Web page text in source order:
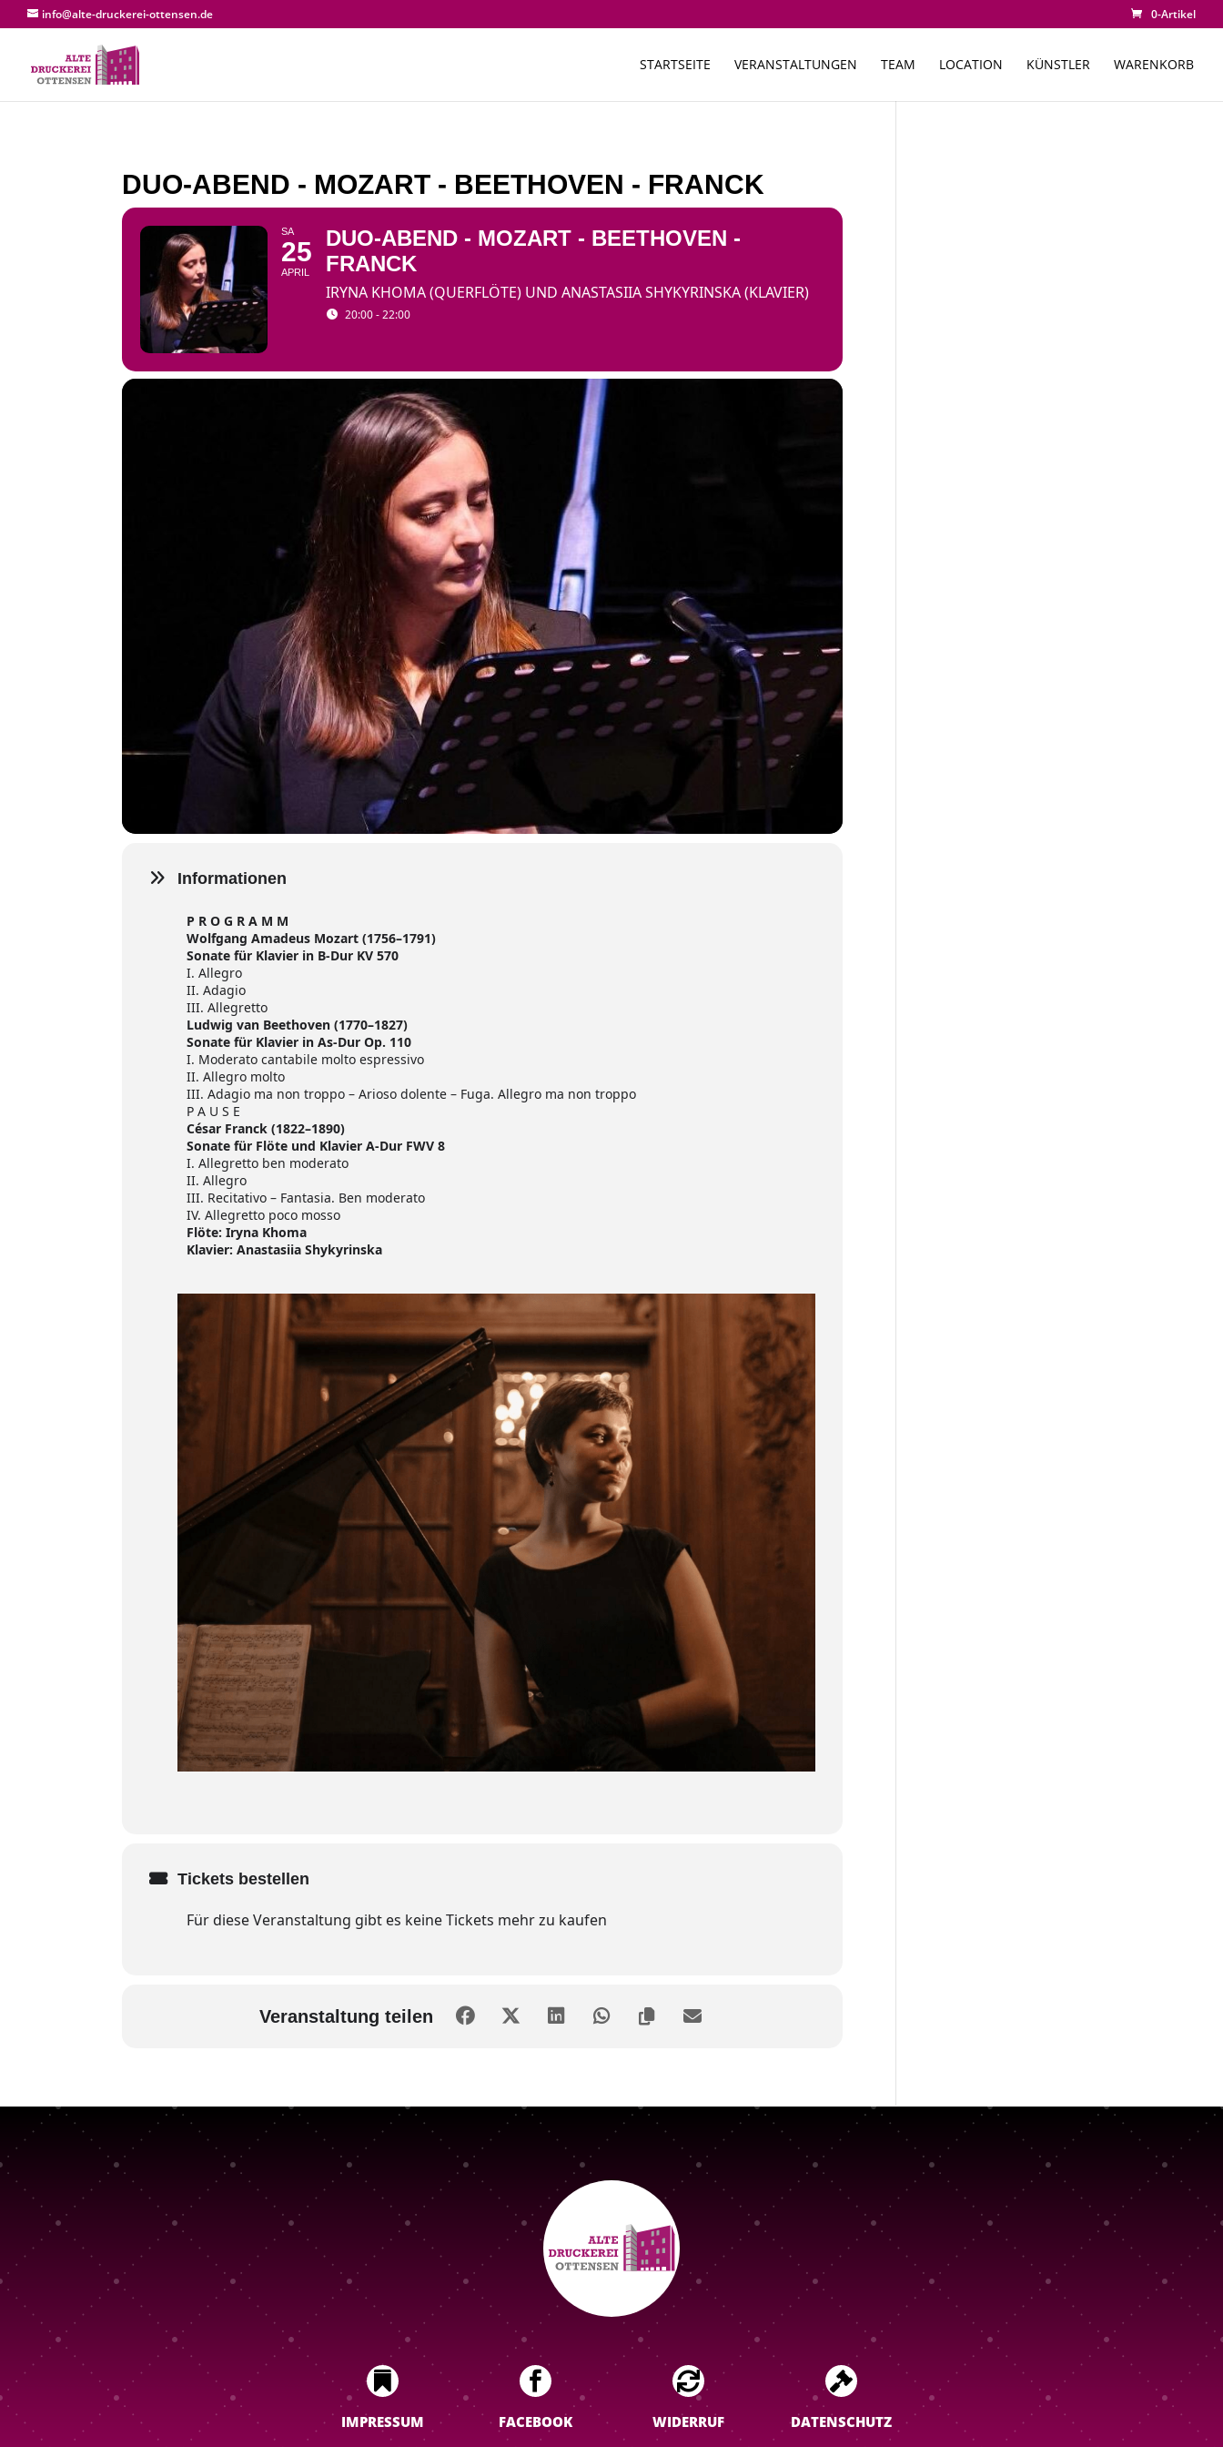
info@alte-druckerei-ottensen.de 0-Artikel
STARTSEITE VERANSTALTUNGEN TEAM LOCATION KÜNSTLER WARENKORB
DUO-ABEND - MOZART - BEETHOVEN - FRANCK
SA
25
APRIL
DUO-ABEND - MOZART - BEETHOVEN -
FRANCK
IRYNA KHOMA (QUERFLÖTE) UND ANASTASIIA SHYKYRINSKA (KLAVIER)
20:00 - 22:00
Informationen
P R O G R A M M
Wolfgang Amadeus Mozart (1756–1791)
Sonate für Klavier in B-Dur KV 570
I. Allegro
II. Adagio
III. Allegretto
Ludwig van Beethoven (1770–1827)
Sonate für Klavier in As-Dur Op. 110
I. Moderato cantabile molto espressivo
II. Allegro molto
III. Adagio ma non troppo – Arioso dolente – Fuga. Allegro ma non troppo
P A U S E
César Franck (1822–1890)
Sonate für Flöte und Klavier A-Dur FWV 8
I. Allegretto ben moderato
II. Allegro
III. Recitativo – Fantasia. Ben moderato
IV. Allegretto poco mosso
Flöte: Iryna Khoma
Klavier: Anastasiia Shykyrinska
Tickets bestellen
Für diese Veranstaltung gibt es keine Tickets mehr zu kaufen
Veranstaltung teilen

IMPRESSUM

FACEBOOK

WIDERRUF

DATENSCHUTZ